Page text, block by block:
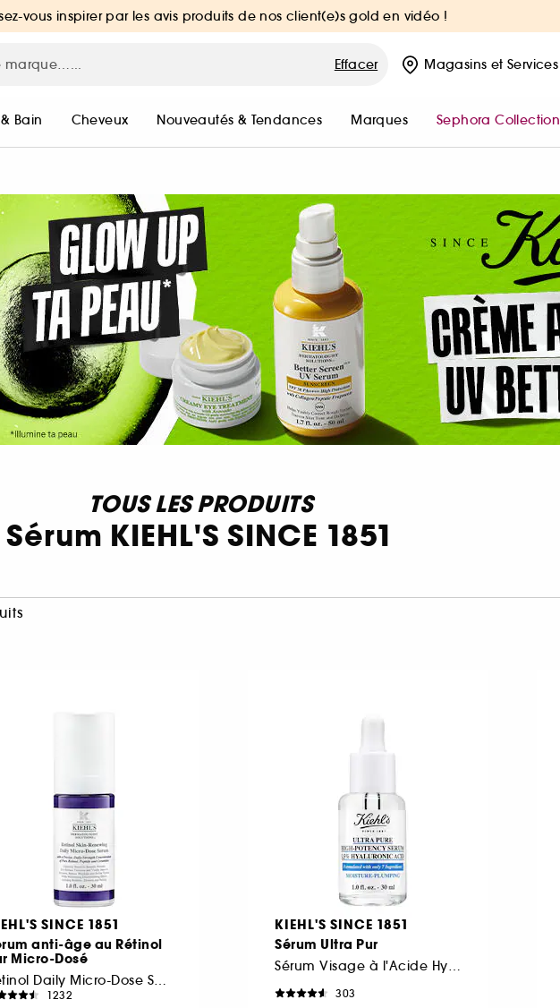
vous inspirer par les avis produits de nos client(e)s gold en vidéo !
Effacer Magasins et Services
Bain Cheveux Nouveautés & Tendances Marques Sephora Collection
TOUS LES PRODUITS
Sérum KIEHL'S SINCE 1851
SINCE 1851
anti-âge au Rétinol
Micro-Dosé
Retinol Daily Micro-Dose Serum
1232
KIEHL'S SINCE 1851
Sérum Ultra Pur
Sérum Visage à l'Acide Hyaluronique
303